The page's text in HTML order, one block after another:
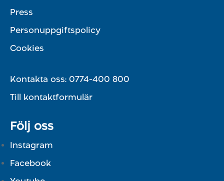
Press
Personuppgiftspolicy
Cookies
Kontakta oss: 0774-400 800
Till kontaktformulär
Följ oss
Instagram
Facebook